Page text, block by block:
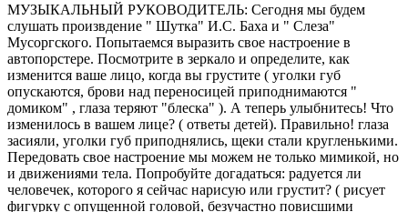
МУЗЫКАЛЬНЫЙ РУКОВОДИТЕЛЬ: Сегодня мы будем
слушать произвдение " Шутка" И.С. Баха и " Слеза"
Мусоргского. Попытаемся выразить свое настроение в
автопорстере. Посмотрите в зеркало и определите, как
изменится ваше лицо, когда вы грустите ( уголки губ
опускаются, брови над переносицей приподнимаются "
домиком" , глаза теряют "блеска" ). А теперь улыбнитесь! Что
изменилось в вашем лице? ( ответы детей). Правильно! глаза
засияли, уголки губ приподнялись, щеки стали кругленькими.
Передовать свое настроение мы можем не только мимикой, но
и движениями тела. Попробуйте догадаться: радуется ли
человечек, которого я сейчас нарисую или грустит? ( рисует
фигурку с опущенной головой, безучастно повисшими